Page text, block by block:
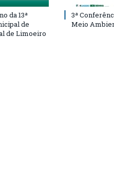
da 13ª
de
de Limoeiro
3ª
Meio